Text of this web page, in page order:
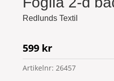
Redlunds Textil
599 kr
Artikelnr: 26457